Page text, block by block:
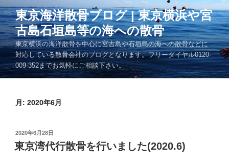
コ
ン
テ
ン
へ
ス
東京海洋散骨ブログ | 東京横浜や宮
古島石垣島等の海への散骨
東京横浜の海洋散骨を中心に宮古島や石垣島の海への散骨などに
対応している散骨会社のブログとなります。フリーダイヤル0120-
009-352までお気軽にご相談下さい。
月: 2020年6月
投
稿
日:
2020年6月28日
東京湾代行散骨を行いました(2020.6)